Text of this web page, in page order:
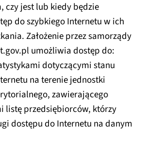
czy jest lub kiedy będzie
do szybkiego Internetu w ich
Założenie przez samorządy
umożliwia dostęp do:
dotyczącymi stanu
na terenie jednostki
zawierającego
listę przedsiębiorców, którzy
dostępu do Internetu na danym